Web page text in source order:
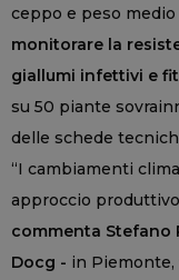
ceppo e peso
monitorare la
giallumi infettivi e
su 50 piante
delle schede
“I cambiamenti
approccio
commenta Stefano
Docg - in Piemonte,